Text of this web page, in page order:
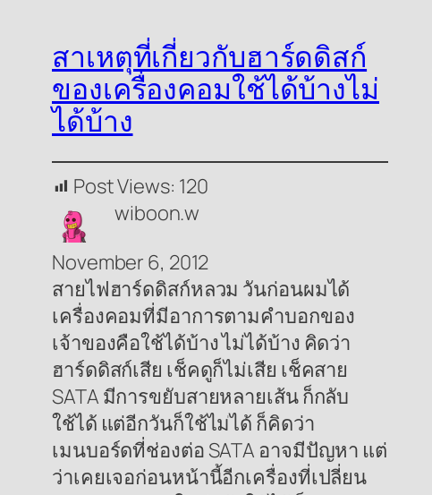
สาเหตุที่เกี่ยวกับฮาร์ดดิสก์
ของเครื่องคอมใช้ได้บ้างไม่
ได้บ้าง
Post Views: 120
wiboon.w
November 6, 2012
สายไฟฮาร์ดดิสก์หลวม วันก่อนผมได้
เครื่องคอมที่มีอาการตามคำบอกของ
เจ้าของคือใช้ได้บ้าง ไม่ได้บ้าง คิดว่า
ฮาร์ดดิสก์เสีย เช็คดูก็ไม่เสีย เช็คสาย
SATA มีการขยับสายหลายเส้น ก็กลับ
ใช้ได้ แต่อีกวันก็ใช้ไม่ได้ ก็คิดว่า
เมนบอร์ดที่ช่องต่อ SATA อาจมีปัญหา แต่
ว่าเคยเจอก่อนหน้านี้อีกเครื่องที่เปลี่ยน